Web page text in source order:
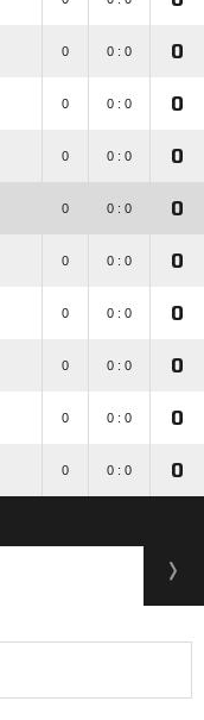
0 0 : 0 0
0 0 : 0 0
0 0 : 0 0
0 0 : 0 0
0 0 : 0 0
0 0 : 0 0
0 0 : 0 0
0 0 : 0 0
0 0 : 0 0